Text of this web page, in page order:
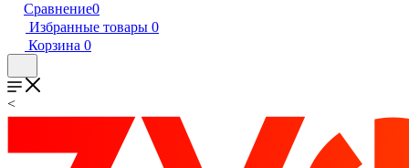
Сравнение0
Избранные товары 0
Корзина 0
<